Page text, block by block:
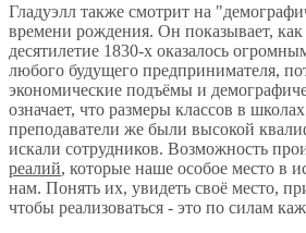
Гладуэлл также смотрит на
времени рождения. Он показывает,
десятилетие 1830-х оказалось
любого будущего предпринимателя,
экономические подъёмы и
означает, что размеры классов в
преподаватели же были высокой
искали сотрудников. Возможность
реалий, которые наше особое место в
нам. Понять их, увидеть своё место,
чтобы реализоваться - это по силам